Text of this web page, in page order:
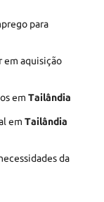
para
em aquisição
em Tailândia
em Tailândia
da